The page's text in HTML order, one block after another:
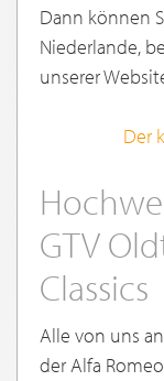
Dann können
Niederlande,
unserer
Der
GTV
Classics
Alle von uns
der Alfa